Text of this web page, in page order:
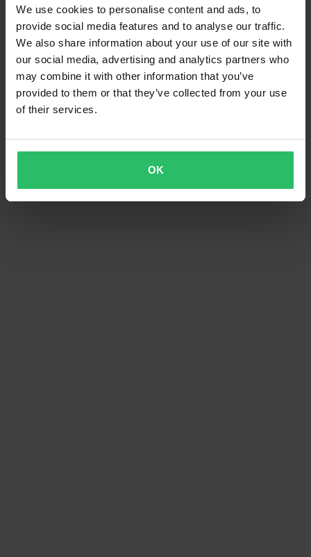
We use cookies to personalise content and ads, to
provide social media features and to analyse our traffic.
We also share information about your use of our site with
our social media, advertising and analytics partners who
may combine it with other information that you’ve
provided to them or that they’ve collected from your use
of their services.
OK